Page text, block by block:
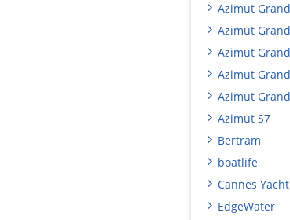
Azimut
Azimut
Azimut
Azimut
Azimut
Azimut S7
Bertram
boatlife
Cannes
EdgeWater